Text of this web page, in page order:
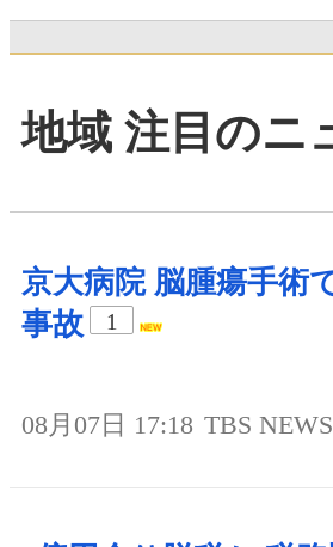
地域 注目のニ
京大病院 脳腫瘍手術
事故
1
08月07日 17:18 TBS